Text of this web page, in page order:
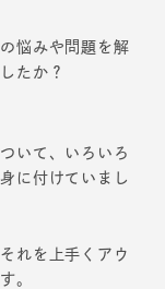
悩みや問題を解
たか？
いて、いろいろ
に付けていまし
れを上手くアウ
。